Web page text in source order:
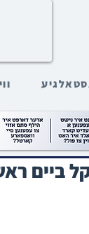
ביים